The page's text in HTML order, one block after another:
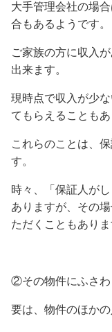
大手管理会社の場
合もあるようです。
ご家族の方に収入
出来ます。
現時点で収入が少
てもらえることもあ
これらのことは、
す。
時々、「保証人が
ありますが、その
ただくこともありま
②その物件にふさわ
要は、物件のほか